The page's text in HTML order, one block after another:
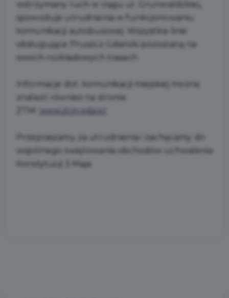
wstrzymany ruch w ciągu ul. Grunwaldzkiej,
spowoduje utrudnienia w funkcjonowaniu
komunikacji autobusowej. Wszystkie linie
obsługujące Pruszcz Gdański pozostaną na
swoich rozkładowych trasach.
Informacje dot. komunikacji miejskiej można
znaleźć również na stronie
www.ztm.gda.pl
Przepraszamy za utrudnienia i zachęcamy do
wspólnego świętowania obchodów uchwalenia
Konstytucji 3 Maja.